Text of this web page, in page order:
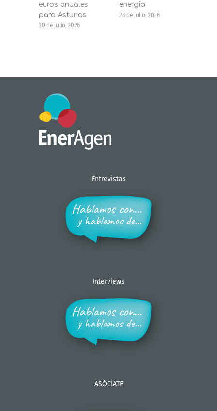
euros anuales
para Asturias
30 de julio, 2026
energía
28 de julio, 2026
Entrevistas
Interviews
ASÓCIATE